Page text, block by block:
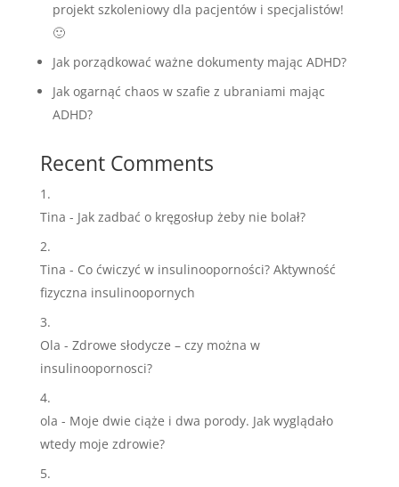
projekt szkoleniowy dla pacjentów i specjalistów!
🙂
Jak porządkować ważne dokumenty mając ADHD?
Jak ogarnąć chaos w szafie z ubraniami mając
ADHD?
Recent Comments
Tina - Jak zadbać o kręgosłup żeby nie bolał?
Tina - Co ćwiczyć w insulinooporności? Aktywność
fizyczna insulinoopornych
Ola - Zdrowe słodycze – czy można w
insulinoopornosci?
ola - Moje dwie ciąże i dwa porody. Jak wyglądało
wtedy moje zdrowie?